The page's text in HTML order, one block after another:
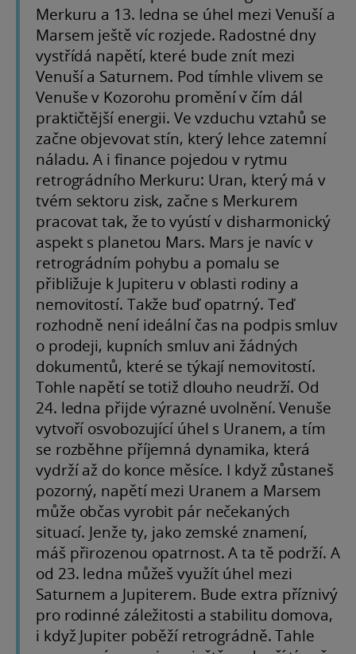
Merkuru a 13. ledna se úhel mezi Venuší a
Marsem ještě víc rozjede. Radostné dny
vystřídá napětí, které bude znít mezi
Venuší a Saturnem. Pod tímhle vlivem se
Venuše v Kozorohu promění v čím dál
praktičtější energii. Ve vzduchu vztahů se
začne objevovat stín, který lehce zatemní
náladu. A i finance pojedou v rytmu
retrográdního Merkuru: Uran, který má v
tvém sektoru zisk, začne s Merkurem
pracovat tak, že to vyústí v disharmonický
aspekt s planetou Mars. Mars je navíc v
retrográdním pohybu a pomalu se
přibližuje k Jupiteru v oblasti rodiny a
nemovitostí. Takže buď opatrný. Teď
rozhodně není ideální čas na podpis smluv
o prodeji, kupních smluv ani žádných
dokumentů, které se týkají nemovitostí.
Tohle napětí se totiž dlouho neudrží. Od
24. ledna přijde výrazné uvolnění. Venuše
vytvoří osvobozující úhel s Uranem, a tím
se rozběhne příjemná dynamika, která
vydrží až do konce měsíce. I když zůstaneš
pozorný, napětí mezi Uranem a Marsem
může občas vyrobit pár nečekaných
situací. Jenže ty, jako zemské znamení,
máš přirozenou opatrnost. A ta tě podrží. A
od 23. ledna můžeš využít úhel mezi
Saturnem a Jupiterem. Bude extra příznivý
pro rodinné záležitosti a stabilitu domova,
i když Jupiter poběží retrográdně. Tahle